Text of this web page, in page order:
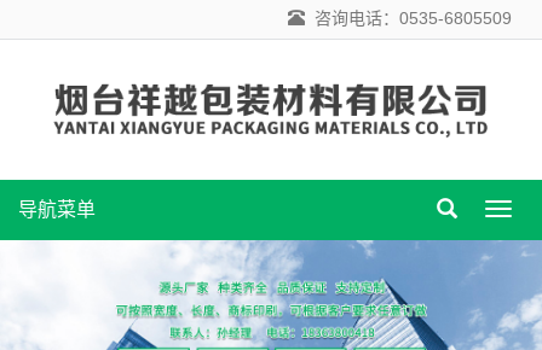
咨询电话：0535-6805509
导
导航菜单